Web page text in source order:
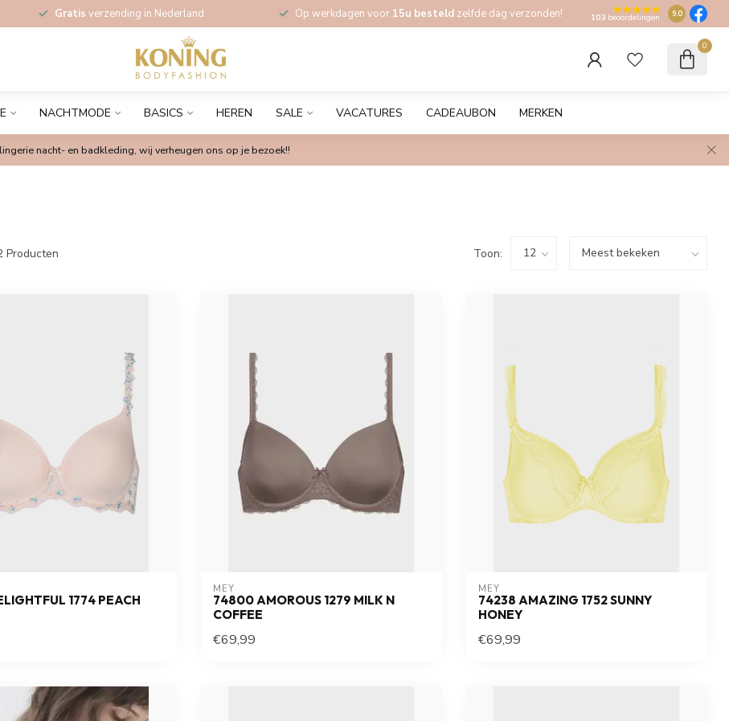
Gratis verzending in Nederland Op werkdagen voor 15u besteld zelfde dag verzonden! 103 beoordelingen 9.0
0
NACHTMODE BASICS HEREN SALE VACATURES CADEAUBON MERKEN
nacht- en badkleding, wij verheugen ons op je bezoek!!
Producten Toon:
1774 PEACH
MEY
74800 AMOROUS 1279 MILK N
COFFEE
€69,99
MEY
74238 AMAZING 1752 SUNNY
HONEY
€69,99